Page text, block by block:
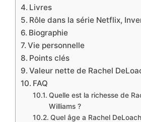
Livres
Rôle dans la série Netflix,
Biographie
Vie personnelle
Points clés
Valeur nette de Rachel
FAQ
Quelle est la richesse de
Williams ?
Quel âge a Rachel